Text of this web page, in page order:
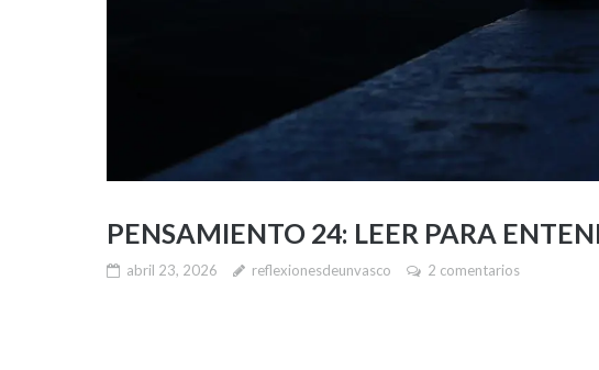
PENSAMIENTO 24: LEER PARA
abril 23, 2026 reflexionesdeunvasco 2 comentarios